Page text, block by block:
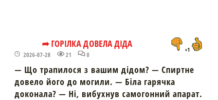
➦ ГОРІЛКА ДОВЕЛА ДІДА
2026-07-28 21 0
+1
— Що трапилося з вашим дідом? — Спиртне
довело його до могили. — Біла гарячка
доконала? — Ні, вибухнув самогонний апарат.